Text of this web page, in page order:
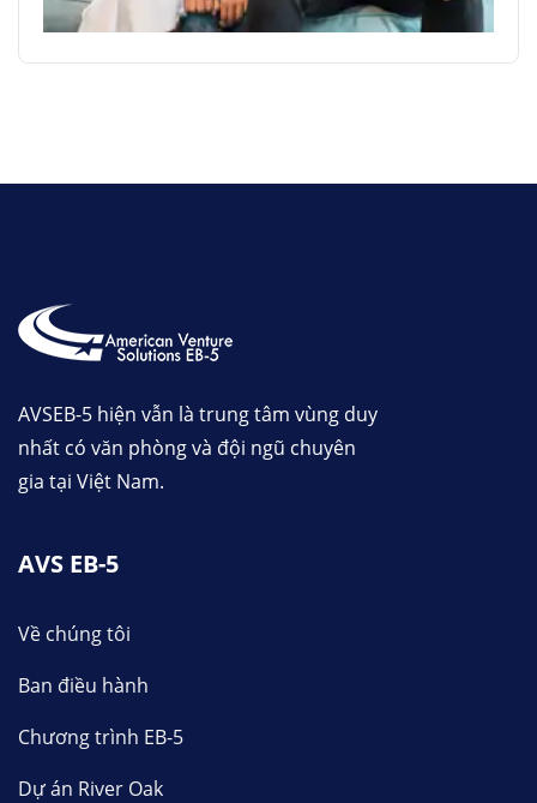
AVSEB-5 hiện vẫn là trung tâm vùng duy
nhất có văn phòng và đội ngũ chuyên
gia tại Việt Nam.
AVS EB-5
Về chúng tôi
Ban điều hành
Chương trình EB-5
Dự án River Oak